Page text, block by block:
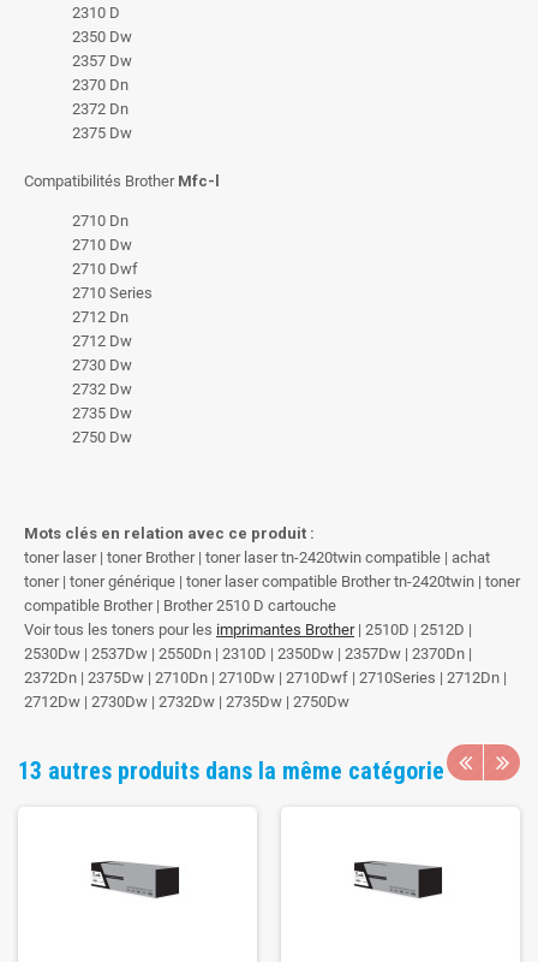
2310 D
2350 Dw
2357 Dw
2370 Dn
2372 Dn
2375 Dw
Compatibilités Brother Mfc-l
2710 Dn
2710 Dw
2710 Dwf
2710 Series
2712 Dn
2712 Dw
2730 Dw
2732 Dw
2735 Dw
2750 Dw
Mots clés en relation avec ce produit :
toner laser | toner Brother | toner laser tn-2420twin compatible | achat
toner | toner générique | toner laser compatible Brother tn-2420twin | toner
compatible Brother | Brother 2510 D cartouche
Voir tous les toners pour les imprimantes Brother| 2510D | 2512D |
2530Dw | 2537Dw | 2550Dn | 2310D | 2350Dw | 2357Dw | 2370Dn |
2372Dn | 2375Dw | 2710Dn | 2710Dw | 2710Dwf | 2710Series | 2712Dn |
2712Dw | 2730Dw | 2732Dw | 2735Dw | 2750Dw
13 autres produits dans la même catégorie